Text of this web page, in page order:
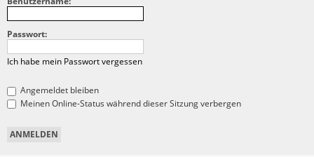
Passwort:
Ich habe mein Passwort vergessen
Angemeldet bleiben
Meinen Online-Status während dieser Sitzung verbergen